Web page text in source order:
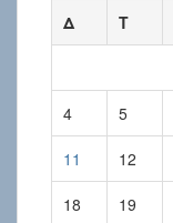
Δ
Τ
4 5
11 12
18 19